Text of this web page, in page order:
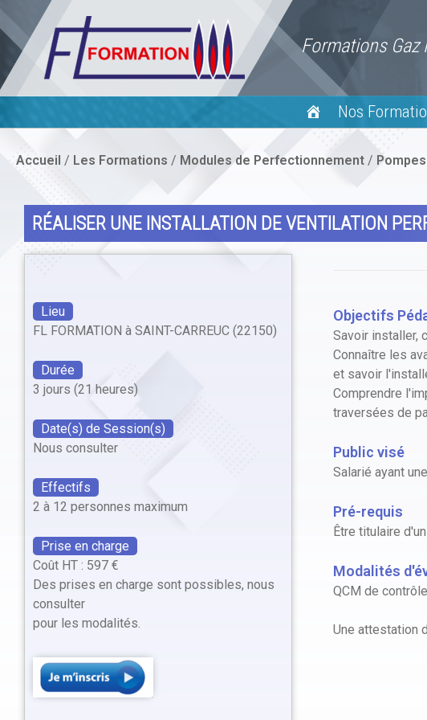
to
content
Formations Gaz
Nos
Accueil / Les Formations / Modules de Perfectionnement /
RÉALISER UNE INSTALLATION DE VENTILATION
Objectifs
Savoir installer,
Connaître les
et savoir
Comprendre
traversées de
Public visé
Salarié ayant
Pré-requis
Être titulaire
Modalités
QCM de
Une attestation
Lieu
FL FORMATION à SAINT-CARREUC (22150)
Durée
3 jours (21 heures)
Date(s) de Session(s)
Nous consulter
Effectifs
2 à 12 personnes maximum
Prise en charge
Coût HT : 597 €
Des prises en charge sont possibles, nous
consulter
pour les modalités.